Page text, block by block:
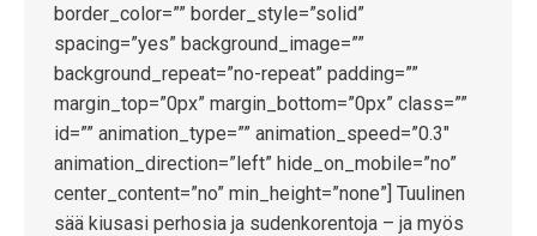
border_color=”” border_style=”solid”
spacing=”yes” background_image=””
background_repeat=”no-repeat” padding=””
margin_top=”0px” margin_bottom=”0px” class=””
id=”” animation_type=”” animation_speed=”0.3″
animation_direction=”left” hide_on_mobile=”no”
center_content=”no” min_height=”none”] Tuulinen
sää kiusasi perhosia ja sudenkorentoja – ja myös